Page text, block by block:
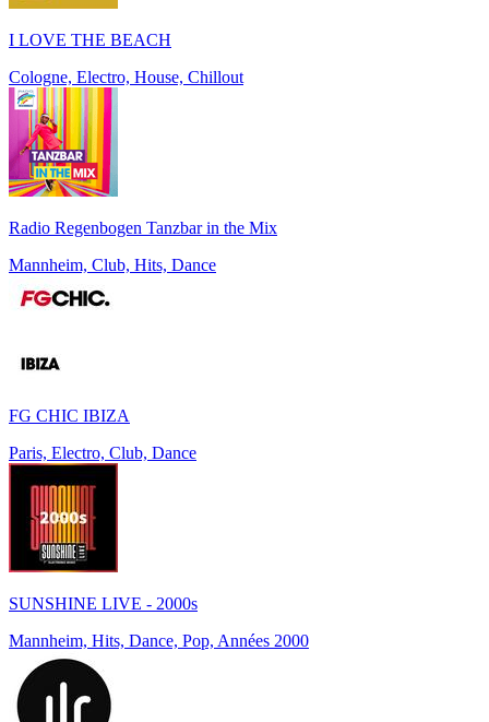
I LOVE THE BEACH
Cologne, Electro, House, Chillout
Radio Regenbogen Tanzbar in the Mix
Mannheim, Club, Hits, Dance
FG CHIC IBIZA
Paris, Electro, Club, Dance
SUNSHINE LIVE - 2000s
Mannheim, Hits, Dance, Pop, Années 2000